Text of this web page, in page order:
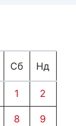
Сб Нд
1 2
8 9